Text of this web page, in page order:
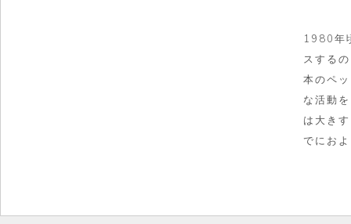
1980年
スする
本のペ
な活動
は大き
でにお